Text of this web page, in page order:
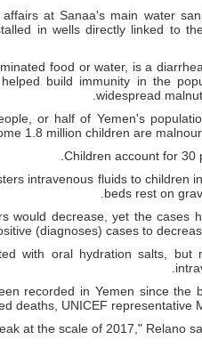
at Sanaa's main water
in wells directly linked to
food or water, is a
build immunity in the
widespread
or half of Yemen's
1.8 million children are
Children account for 30
intravenous fluids to children
beds rest on
would decrease, yet the cases
(diagnoses) cases to
with oral hydration salts, but
recorded in Yemen since the
deaths, UNICEF representative